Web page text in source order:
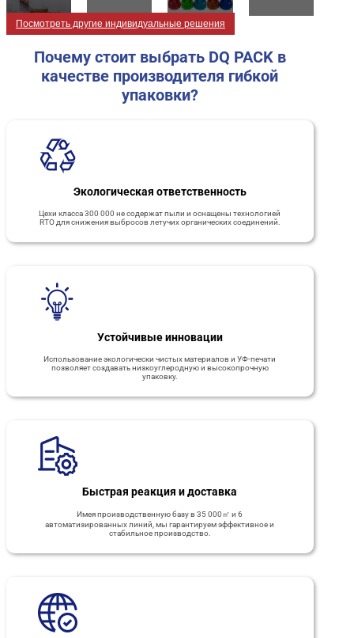
Посмотреть другие индивидуальные решения
Почему стоит выбрать DQ PACK в
качестве производителя гибкой
упаковки?
Экологическая ответственность
Цехи класса 300 000 не содержат пыли и оснащены технологией
RTO для снижения выбросов летучих органических соединений.
Устойчивые инновации
Использование экологически чистых материалов и УФ-печати
позволяет создавать низкоуглеродную и высокопрочную
упаковку.
Быстрая реакция и доставка
Имея производственную базу в 35 000㎡ и 6
автоматизированных линий, мы гарантируем эффективное и
стабильное производство.